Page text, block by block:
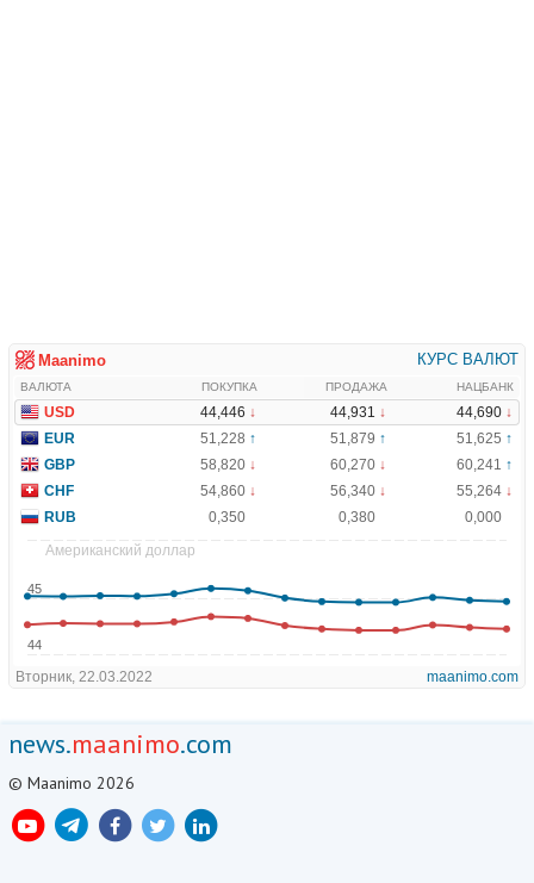
news.maanimo.com
© Maanimo 2026